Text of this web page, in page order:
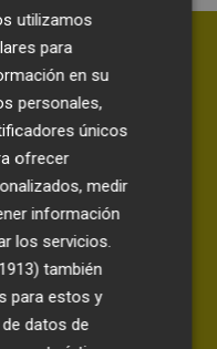
que
utilizamos
para
en su
personales,
únicos
ofrecer
medir
información
los servicios.
también
para estos y
datos de